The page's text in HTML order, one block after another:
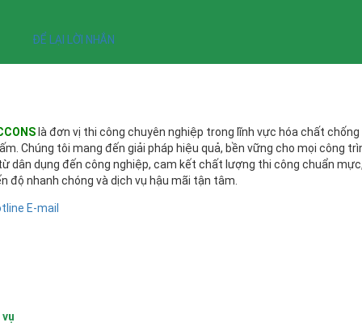
ĐỂ LẠI LỜI NHẮN
là đơn vị thi công chuyên nghiệp trong lĩnh vực hóa chất chống
Chúng tôi mang đến giải pháp hiệu quả, bền vững cho mọi công
dân dụng đến công nghiệp, cam kết chất lượng thi công chuẩn
độ nhanh chóng và dịch vụ hậu mãi tận tâm.
E-mail